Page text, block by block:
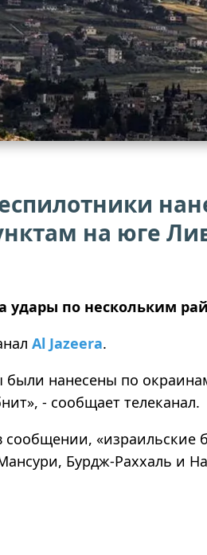
на юге
удары по нескольким
Al Jazeera.
были нанесены по
- сообщает телеканал.
сообщении, «израильские
Бурдж-Раххаль и